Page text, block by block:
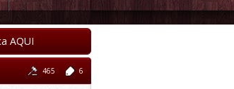
AQUI
465 6